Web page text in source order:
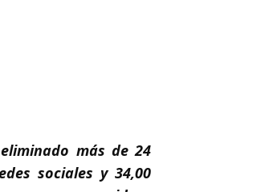
más de 24
sociales y 34,00